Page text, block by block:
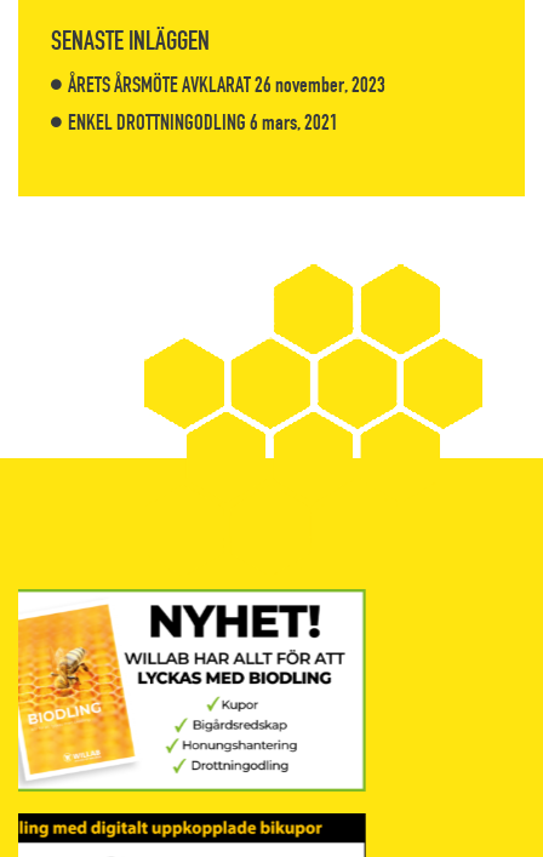
SENASTE INLÄGGEN
ÅRETS ÅRSMÖTE AVKLARAT26 november, 2023
ENKEL DROTTNINGODLING6 mars, 2021